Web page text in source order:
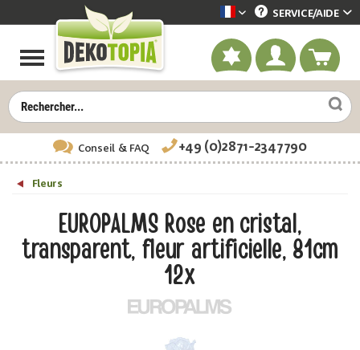
Dekotopia französisch
SERVICE/AIDE
Conseil& FAQ +49 (0)2871-2347790
Fleurs
EUROPALMS Rose en cristal,
transparent, fleur artificielle, 81cm
12x